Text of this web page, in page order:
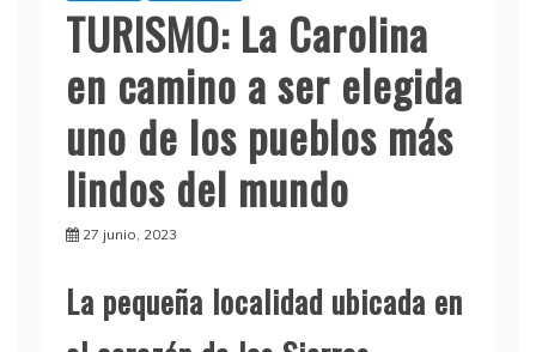
TURISMO: La Carolina
en camino a ser elegida
uno de los pueblos más
lindos del mundo
27 junio, 2023
La pequeña localidad ubicada en